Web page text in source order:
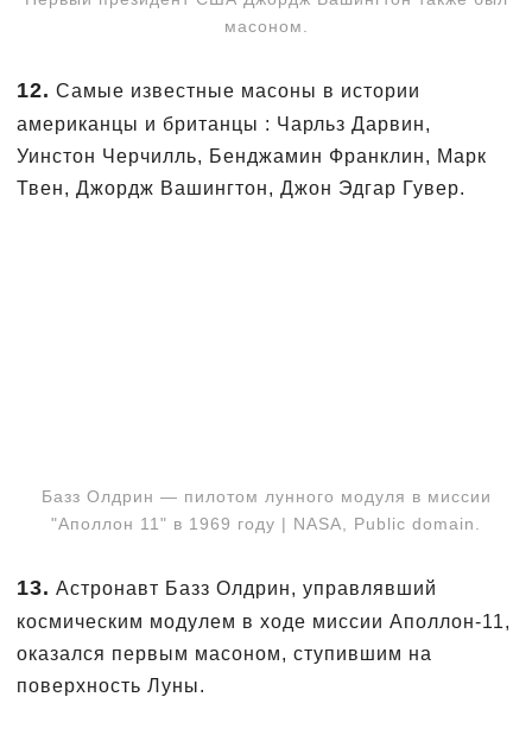
масоном.
12. Самые известные масоны в истории
американцы и британцы : Чарльз Дарвин,
Уинстон Черчилль, Бенджамин Франклин, Марк
Твен, Джордж Вашингтон, Джон Эдгар Гувер.
Базз Олдрин — пилотом лунного модуля в миссии
"Аполлон 11" в 1969 году | NASA, Public domain.
13. Астронавт Базз Олдрин, управлявший
космическим модулем в ходе миссии Аполлон-11,
оказался первым масоном, ступившим на
поверхность Луны.